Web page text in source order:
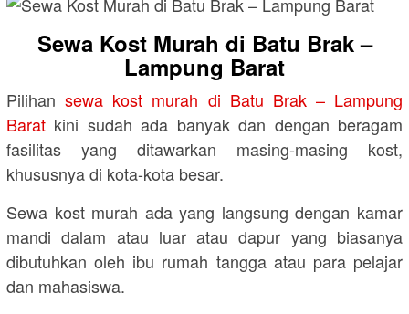
Sewa Kost Murah di Batu Brak –
Lampung Barat
Pilihansewa kost murah di Batu Brak – Lampung
Barat kini sudah ada banyak dan dengan beragam
fasilitas yang ditawarkan masing-masing kost,
khususnya di kota-kota besar.
Sewa kost murah ada yang langsung dengan kamar
mandi dalam atau luar atau dapur yang biasanya
dibutuhkan oleh ibu rumah tangga atau para pelajar
dan mahasiswa.